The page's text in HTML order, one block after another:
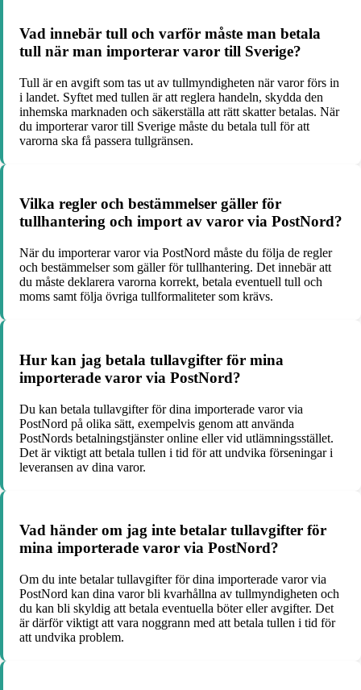
Vad innebär tull och varför måste man betala
tull när man importerar varor till Sverige?
Tull är en avgift som tas ut av tullmyndigheten när varor förs in
i landet. Syftet med tullen är att reglera handeln, skydda den
inhemska marknaden och säkerställa att rätt skatter betalas. När
du importerar varor till Sverige måste du betala tull för att
varorna ska få passera tullgränsen.
Vilka regler och bestämmelser gäller för
tullhantering och import av varor via PostNord?
När du importerar varor via PostNord måste du följa de regler
och bestämmelser som gäller för tullhantering. Det innebär att
du måste deklarera varorna korrekt, betala eventuell tull och
moms samt följa övriga tullformaliteter som krävs.
Hur kan jag betala tullavgifter för mina
importerade varor via PostNord?
Du kan betala tullavgifter för dina importerade varor via
PostNord på olika sätt, exempelvis genom att använda
PostNords betalningstjänster online eller vid utlämningsstället.
Det är viktigt att betala tullen i tid för att undvika förseningar i
leveransen av dina varor.
Vad händer om jag inte betalar tullavgifter för
mina importerade varor via PostNord?
Om du inte betalar tullavgifter för dina importerade varor via
PostNord kan dina varor bli kvarhållna av tullmyndigheten och
du kan bli skyldig att betala eventuella böter eller avgifter. Det
är därför viktigt att vara noggrann med att betala tullen i tid för
att undvika problem.